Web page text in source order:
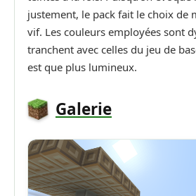
justement, le pack fait le choix de
vif. Les couleurs employées sont
tranchent avec celles du jeu de
est que plus lumineux.
Galerie